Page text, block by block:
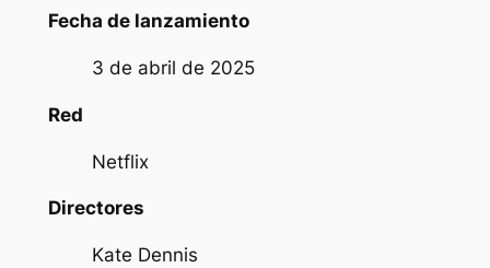
Fecha de lanzamiento
3 de abril de 2025
Red
Netflix
Directores
Kate Dennis